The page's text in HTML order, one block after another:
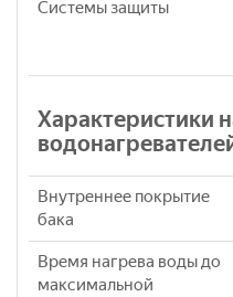
Системы защиты
Характеристики
Внутреннее покрытие
бака
Время нагрева воды до
максимальной